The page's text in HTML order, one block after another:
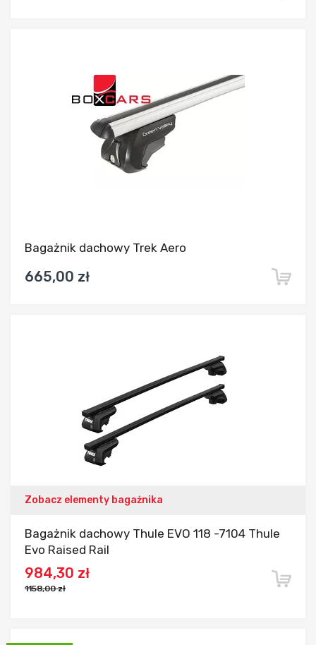
Bagażnik dachowy Trek Aero
665,00 zł
Zobacz elementy bagażnika
Bagażnik dachowy Thule EVO 118 -7104 Thule
Evo Raised Rail
984,30 zł
1158,00 zł